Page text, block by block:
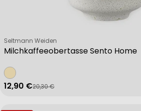
Milchkaffeeobertasse Sento Home
Verkäufer:
Seltmann Weiden
Verkaufspreis
12,90 €
Regulärer Preis
20,30 €